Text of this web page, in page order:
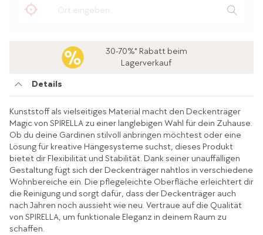
30-70%* Rabatt beim
Lagerverkauf
Details
Kunststoff als vielseitiges Material macht den Deckenträger
Magic von SPIRELLA zu einer langlebigen Wahl für dein Zuhause.
Ob du deine Gardinen stilvoll anbringen möchtest oder eine
Lösung für kreative Hängesysteme suchst, dieses Produkt
bietet dir Flexibilität und Stabilität. Dank seiner unauffälligen
Gestaltung fügt sich der Deckenträger nahtlos in verschiedene
Wohnbereiche ein. Die pflegeleichte Oberfläche erleichtert dir
die Reinigung und sorgt dafür, dass der Deckenträger auch
nach Jahren noch aussieht wie neu. Vertraue auf die Qualität
von SPIRELLA, um funktionale Eleganz in deinem Raum zu
schaffen.